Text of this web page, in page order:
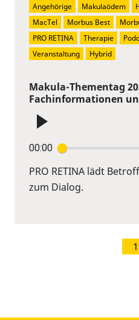
Makula-Thementag
Fachinformationen
00:00
PRO RETINA lädt
zum Dialog.
Angehörige Makulaödem
MacTel
Morbus Best
PRO RETINA
Therapie
Veranstaltung
Hybrid
1